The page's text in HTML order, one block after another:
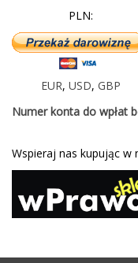
PLN:
EUR, USD, GBP
Numer konta do wpłat
Wspieraj nas kupując w